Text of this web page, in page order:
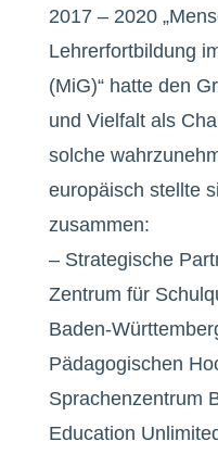
2017 – 2020
Lehrerfortbildung
(MiG)“ hatte den
und Vielfalt als
solche
europäisch stellte
zusammen:
– Strategische
Zentrum für
Baden-
Pädagogischen
Sprachenzentrum
Education